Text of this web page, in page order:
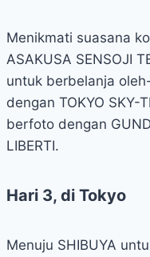
Menikmati suasana
ASAKUSA SENSOJI
untuk berbelanja
dengan TOKYO SKY-
berfoto dengan
LIBERTI.
Hari 3, di Tokyo
Menuju SHIBUYA